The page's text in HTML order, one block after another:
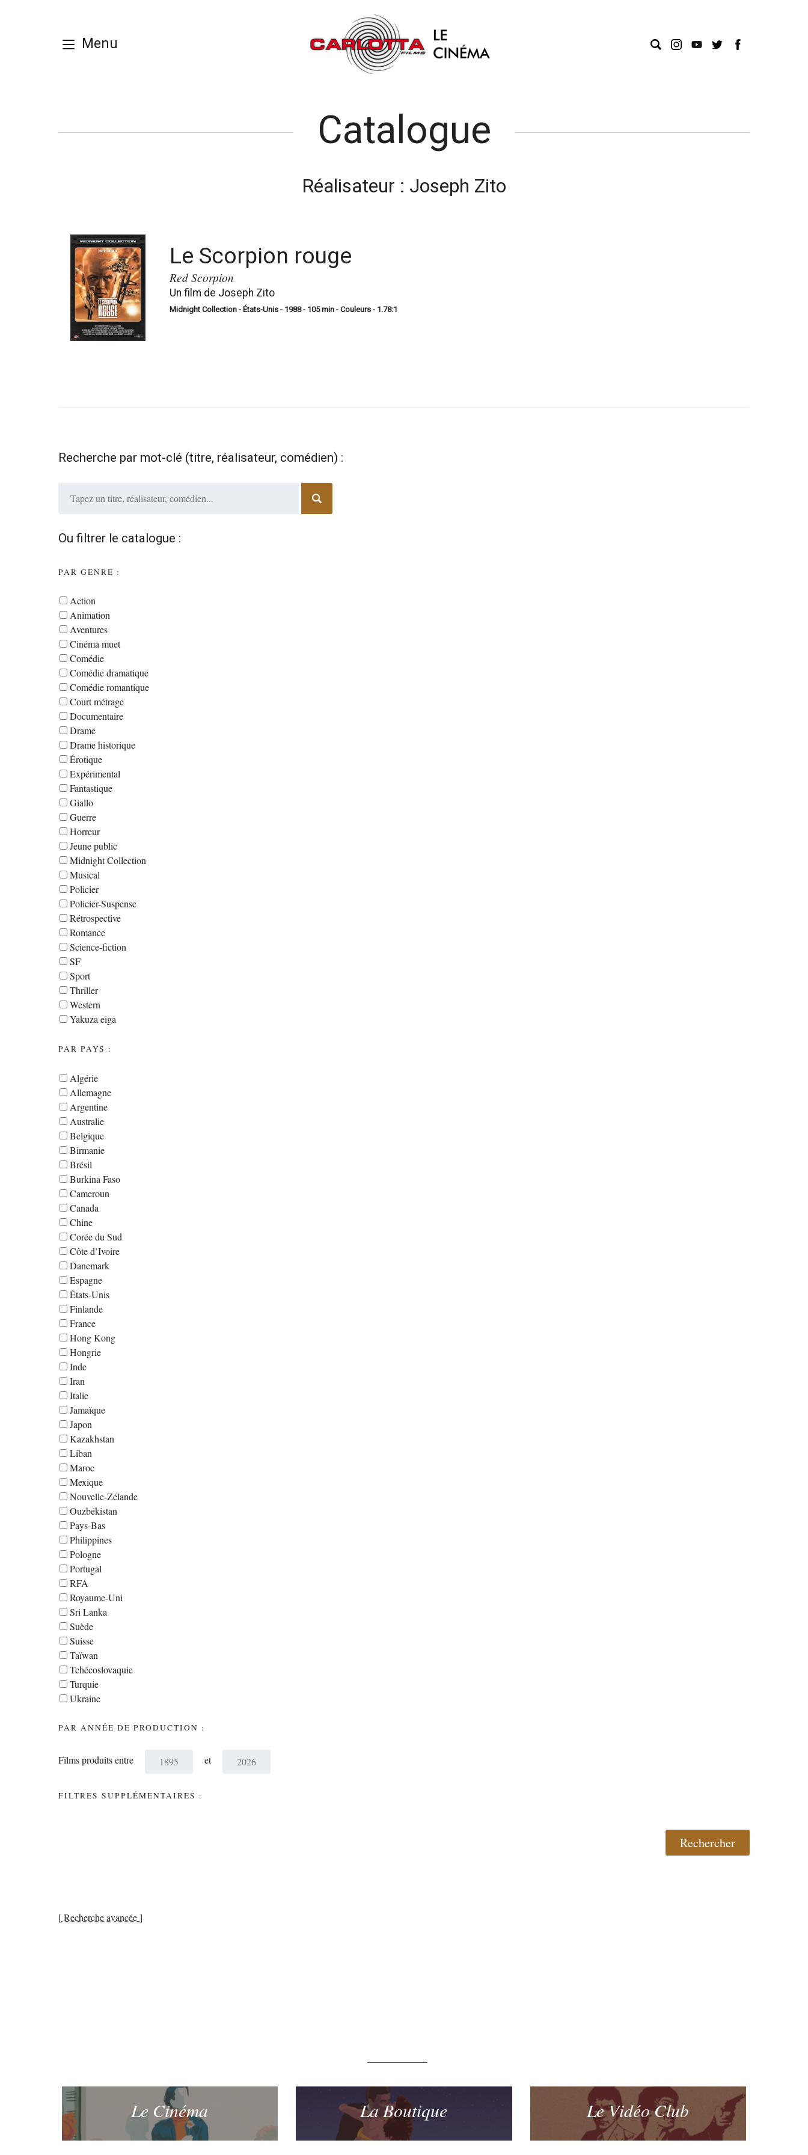
Menu
Catalogue
Réalisateur : Joseph Zito
Le Scorpion rouge
Red Scorpion
Un film de Joseph Zito
Midnight Collection - États-Unis - 1988 - 105 min - Couleurs - 1.78:1
Recherche par mot-clé (titre, réalisateur, comédien) :
Ou filtrer le catalogue :
PAR GENRE :
Action
Animation
Aventures
Cinéma muet
Comédie
Comédie dramatique
Comédie romantique
Court métrage
Documentaire
Drame
Drame historique
Érotique
Expérimental
Fantastique
Giallo
Guerre
Horreur
Jeune public
Midnight Collection
Musical
Policier
Policier-Suspense
Rétrospective
Romance
Science-fiction
SF
Sport
Thriller
Western
Yakuza eiga
PAR PAYS :
Algérie
Allemagne
Argentine
Australie
Belgique
Birmanie
Brésil
Burkina Faso
Cameroun
Canada
Chine
Corée du Sud
Côte d’Ivoire
Danemark
Espagne
États-Unis
Finlande
France
Hong Kong
Hongrie
Inde
Iran
Italie
Jamaïque
Japon
Kazakhstan
Liban
Maroc
Mexique
Nouvelle-Zélande
Ouzbékistan
Pays-Bas
Philippines
Pologne
Portugal
RFA
Royaume-Uni
Sri Lanka
Suède
Suisse
Taïwan
Tchécoslovaquie
Turquie
Ukraine
PAR ANNÉE DE PRODUCTION :
Films produits entre et
FILTRES SUPPLÉMENTAIRES :
[ Recherche avancée ]
Le Cinéma La Boutique Le Vidéo Club